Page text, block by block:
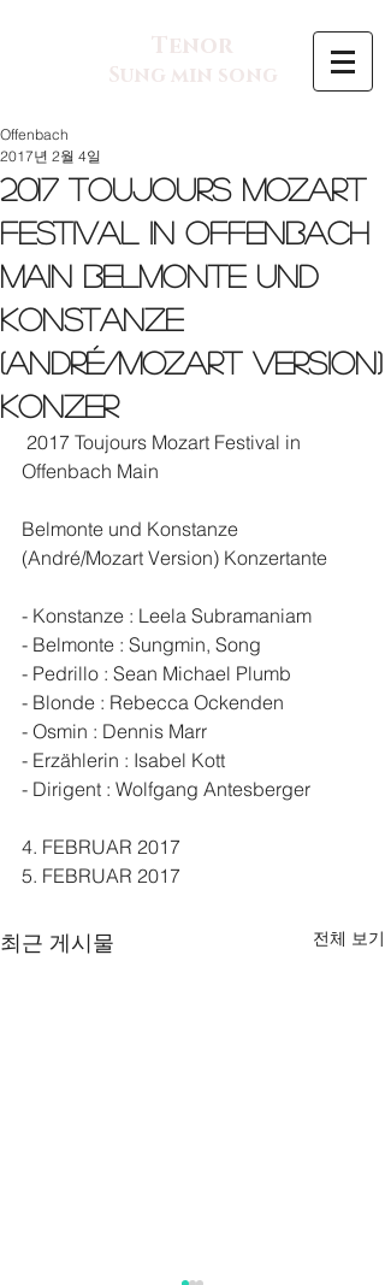
Tenor
Sung min song
2017 Toujours Mozart
Festival in Offenbach
Main Belmonte und
Konstanze
(André/Mozart Version)
Konzer
Offenbach
2017년 2월 4일
Offenbach Main
Belmonte und Konstanze
(André/Mozart Version) Konzertante
- Konstanze : Leela Subramaniam
- Belmonte : Sungmin, Song
- Pedrillo : Sean Michael Plumb
- Blonde : Rebecca Ockenden
- Osmin : Dennis Marr
- Erzählerin : Isabel Kott
- Dirigent : Wolfgang Antesberger
4. FEBRUAR 2017
5. FEBRUAR 2017
최근 게시물 전체 보기